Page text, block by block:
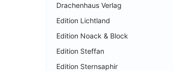
Drachenhaus Verlag
Edition Lichtland
Edition Noack & Block
Edition Steffan
Edition Sternsaphir